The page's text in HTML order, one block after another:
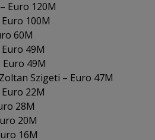
Euro 120M
100M
60M
49M
49M
Szigeti – Euro 47M
22M
28M
20M
16M